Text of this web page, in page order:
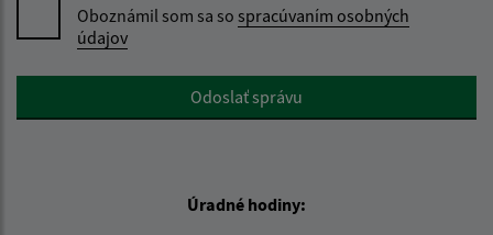
Oboznámil som sa so spracúvaním osobných
údajov
Google reCaptcha ResponseOdoslať správu
Úradné hodiny: